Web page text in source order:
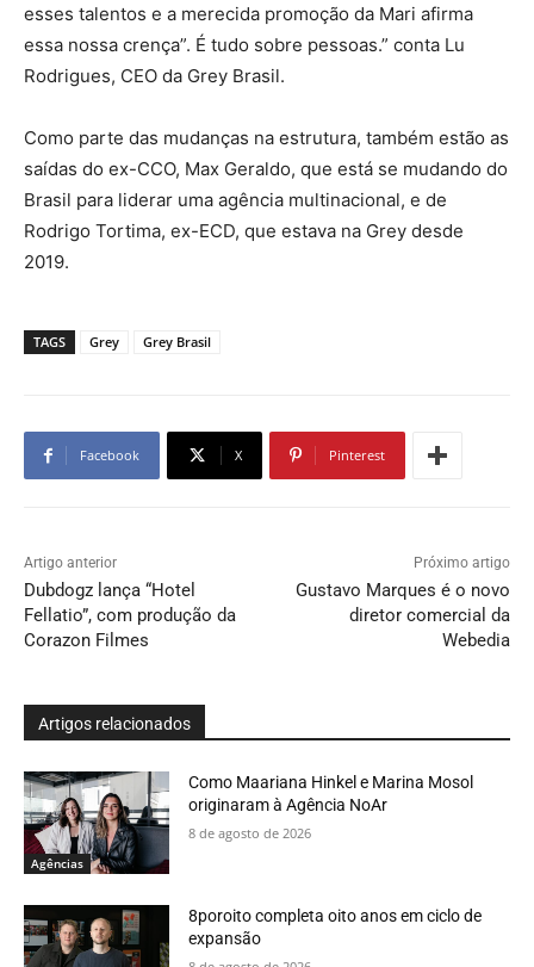
esses talentos e a merecida promoção da Mari afirma
essa nossa crença”. É tudo sobre pessoas.” conta Lu
Rodrigues, CEO da Grey Brasil.
Como parte das mudanças na estrutura, também estão as
saídas do ex-CCO, Max Geraldo, que está se mudando do
Brasil para liderar uma agência multinacional, e de
Rodrigo Tortima, ex-ECD, que estava na Grey desde
2019.
TAGS Grey Grey Brasil
Facebook X Pinterest
Artigo anterior
Dubdogz lança “Hotel
Fellatio”, com produção da
Corazon Filmes
Próximo artigo
Gustavo Marques é o novo
diretor comercial da
Webedia
Artigos relacionados
Agências
Como Maariana Hinkel e Marina Mosol
originaram à Agência NoAr
8 de agosto de 2026
8poroito completa oito anos em ciclo de
expansão